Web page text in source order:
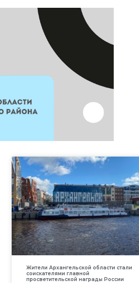
Жители Архангельской области стали
соискателями главной
просветительской награды России